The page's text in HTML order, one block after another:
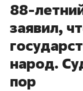
88-
заявил,
народ.
пор